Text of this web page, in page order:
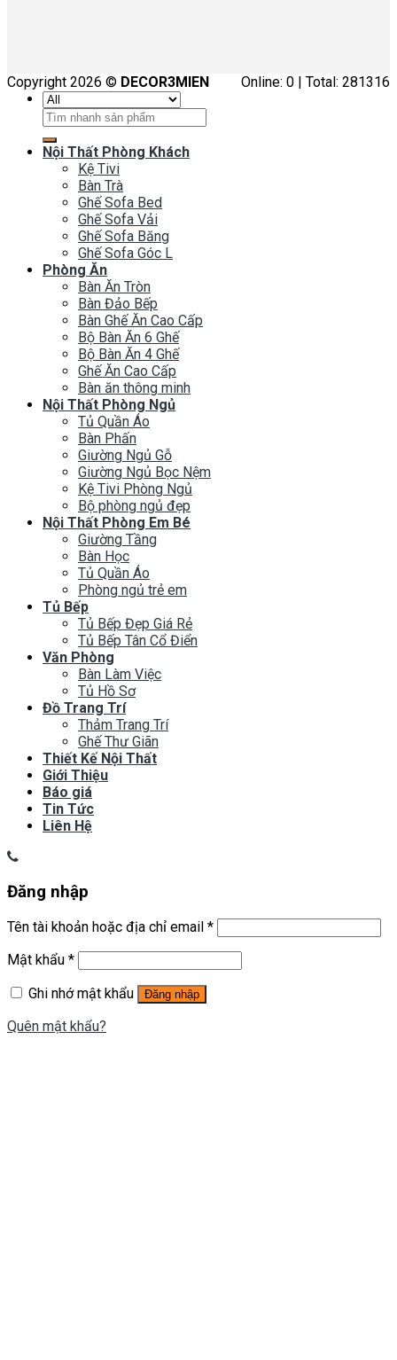
Online: 0 | Total: 281316
Copyright 2026 © DECOR3MIEN
Tìm
Nội Thất Phòng Khách
Kệ Tivi
Bàn Trà
Ghế Sofa Bed
Ghế Sofa Vải
Ghế Sofa Băng
Ghế Sofa Góc L
Phòng Ăn
Bàn Ăn Tròn
Bàn Đảo Bếp
Bàn Ghế Ăn Cao Cấp
Bộ Bàn Ăn 6 Ghế
Bộ Bàn Ăn 4 Ghế
Ghế Ăn Cao Cấp
Bàn ăn thông minh
Nội Thất Phòng Ngủ
Tủ Quần Áo
Bàn Phấn
Giường Ngủ Gỗ
Giường Ngủ Bọc Nệm
Kệ Tivi Phòng Ngủ
Bộ phòng ngủ đẹp
Nội Thất Phòng Em Bé
Giường Tầng
Bàn Học
Tủ Quần Áo
Phòng ngủ trẻ em
Tủ Bếp
Tủ Bếp Đẹp Giá Rẻ
Tủ Bếp Tân Cổ Điển
Văn Phòng
Bàn Làm Việc
Tủ Hồ Sơ
Đồ Trang Trí
Thảm Trang Trí
Ghế Thư Giãn
Thiết Kế Nội Thất
Giới Thiệu
Báo giá
Tin Tức
Liên Hệ
Đăng nhập
Tên tài khoản hoặc địa chỉ email *
Mật khẩu *
Ghi nhớ mật khẩu
Đăng nhập
Quên mật khẩu?